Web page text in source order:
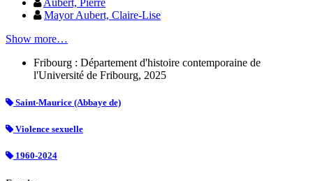
Mayor Aubert, Claire-Lise
Show more…
Fribourg : Département d'histoire contemporaine de
l'Université de Fribourg, 2025
Saint-Maurice (Abbaye de)
Violence sexuelle
1960-2024